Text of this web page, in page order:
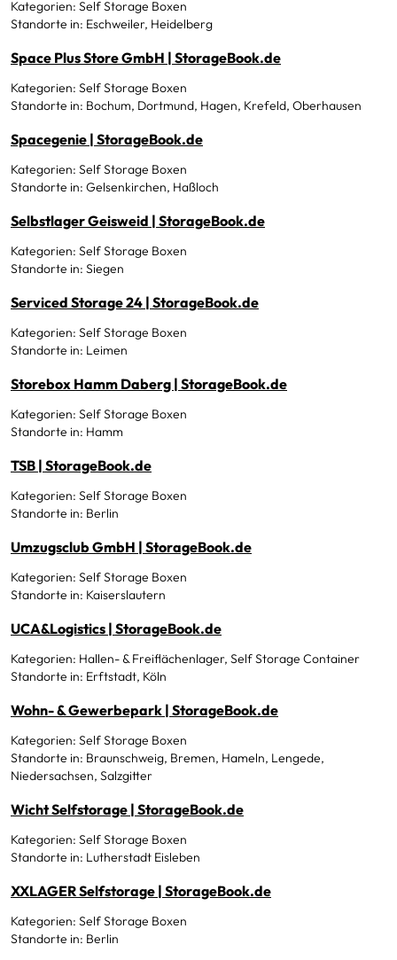
Kategorien: Self Storage Boxen
Standorte in: Eschweiler, Heidelberg
Space Plus Store GmbH | StorageBook.de
Kategorien: Self Storage Boxen
Standorte in: Bochum, Dortmund, Hagen, Krefeld, Oberhausen
Spacegenie | StorageBook.de
Kategorien: Self Storage Boxen
Standorte in: Gelsenkirchen, Haßloch
Selbstlager Geisweid | StorageBook.de
Kategorien: Self Storage Boxen
Standorte in: Siegen
Serviced Storage 24 | StorageBook.de
Kategorien: Self Storage Boxen
Standorte in: Leimen
Storebox Hamm Daberg | StorageBook.de
Kategorien: Self Storage Boxen
Standorte in: Hamm
TSB | StorageBook.de
Kategorien: Self Storage Boxen
Standorte in: Berlin
Umzugsclub GmbH | StorageBook.de
Kategorien: Self Storage Boxen
Standorte in: Kaiserslautern
UCA&Logistics | StorageBook.de
Kategorien: Hallen- & Freiflächenlager, Self Storage Container
Standorte in: Erftstadt, Köln
Wohn- & Gewerbepark | StorageBook.de
Kategorien: Self Storage Boxen
Standorte in: Braunschweig, Bremen, Hameln, Lengede,
Niedersachsen, Salzgitter
Wicht Selfstorage | StorageBook.de
Kategorien: Self Storage Boxen
Standorte in: Lutherstadt Eisleben
XXLAGER Selfstorage | StorageBook.de
Kategorien: Self Storage Boxen
Standorte in: Berlin